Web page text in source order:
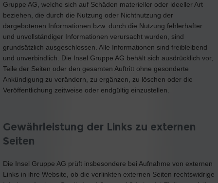
Gruppe AG, welche sich auf Schäden materieller oder ideeller Art
beziehen, die durch die Nutzung oder Nichtnutzung der
dargebotenen Informationen bzw. durch die Nutzung fehlerhafter
und unvollständiger Informationen verursacht wurden, sind
grundsätzlich ausgeschlossen. Alle Informationen sind freibleibend
und unverbindlich. Die Insel Gruppe AG behält sich ausdrücklich vor,
Teile der Seiten oder den gesamten Auftritt ohne gesonderte
Ankündigung zu verändern, zu ergänzen, zu löschen oder die
Veröffentlichung zeitweise oder endgültig einzustellen.
Gewährleistung der Links zu externen
Seiten
Die Insel Gruppe AG prüft insbesondere bei Aufnahme von externen
Links in ihre Website, ob die verlinkten externen Seiten rechtswidrige